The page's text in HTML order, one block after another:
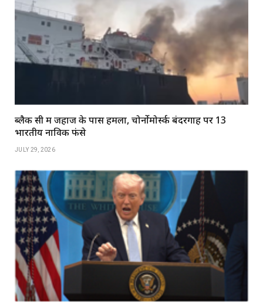
ब्लैक सी में जहाज के पास हमला, चोर्नोमोर्स्क बंदरगाह पर 13
भारतीय नाविक फंसे
JULY 29, 2026